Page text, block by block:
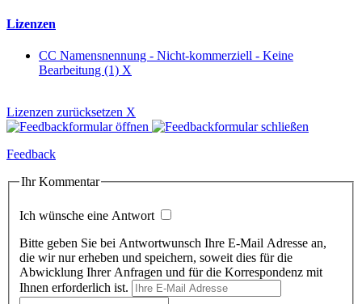
Lizenzen
CC Namensnennung - Nicht-kommerziell - Keine
Bearbeitung (1) X
Lizenzen zurücksetzen X
Feedback
Ihr Kommentar
Ich wünsche eine Antwort
Bitte geben Sie bei Antwortwunsch Ihre E-Mail Adresse an,
die wir nur erheben und speichern, soweit dies für die
Abwicklung Ihrer Anfragen und für die Korrespondenz mit
Ihnen erforderlich ist.